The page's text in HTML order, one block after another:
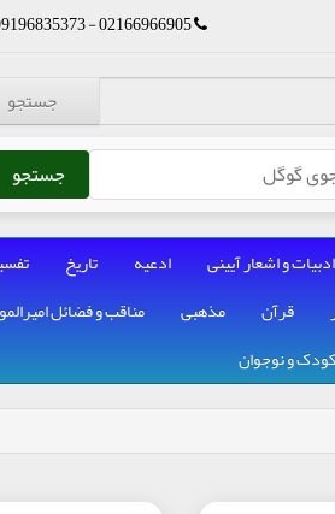
02166966905 - 09196835373
جستجو
جستجو
ادبیات و اشعار آیینی ادعیه تاریخ
قرآن مذهبی مناقب و فضائل
کودک و نوجوان